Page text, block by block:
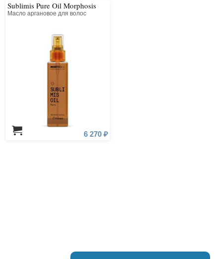
Sublimis Pure Oil Morphosis
Масло аргановое для волос
6 270 ₽